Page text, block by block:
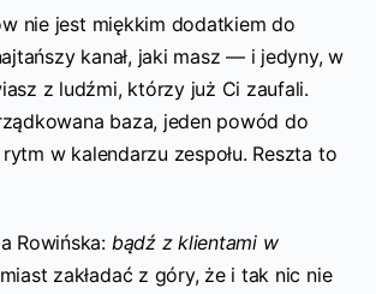
nie jest miękkim dodatkiem do
kanał, jaki masz — i jedyny, w
z ludźmi, którzy już Ci zaufali.
baza, jeden powód do
w kalendarzu zespołu. Reszta to
Rowińska: bądź z klientami w
zakładać z góry, że i tak nic nie